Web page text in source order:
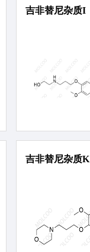
吉非替尼杂质I
吉非替尼杂质K